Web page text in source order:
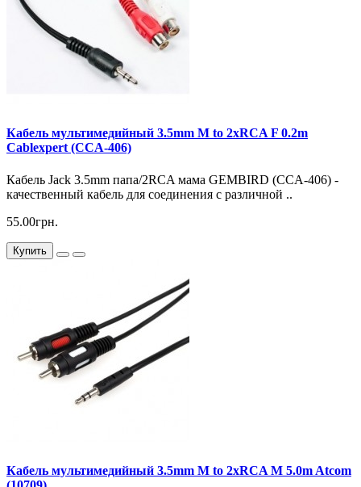
Кабель мультимедийный 3.5mm M to 2xRCA F 0.2m
Cablexpert (CCA-406)
Кабель Jack 3.5mm папа/2RCA мама GEMBIRD (CCA-406) -
качественный кабель для соединения с различной ..
55.00грн.
Купить
Кабель мультимедийный 3.5mm M to 2xRCA M 5.0m Atcom